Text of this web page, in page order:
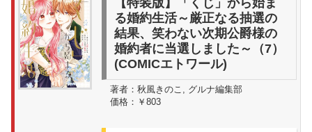
【特装版】「くじ」から始ま
る婚約生活～厳正なる抽選の
結果、笑わない次期公爵様の
婚約者に当選しました～（7）
(COMICエトワール)
著者： 秋風きのこ, グルナ編集部
価格： ￥803